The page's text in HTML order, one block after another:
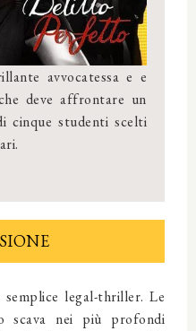
avvocatessa e e
deve affrontare un
cinque studenti scelti
legal-thriller. Le
scava nei più profondi